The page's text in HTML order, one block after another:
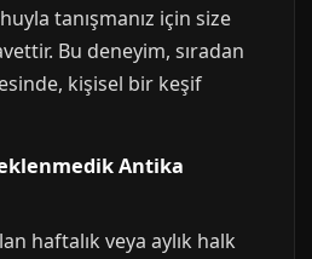
tanışmanız için size
Bu deneyim, sıradan
kişisel bir keşif
Antika
haftalık veya aylık halk